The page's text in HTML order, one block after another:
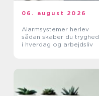
06. august 2026
Alarmsystemer herlev
sådan skaber du tryghed
i hverdag og arbejdsliv